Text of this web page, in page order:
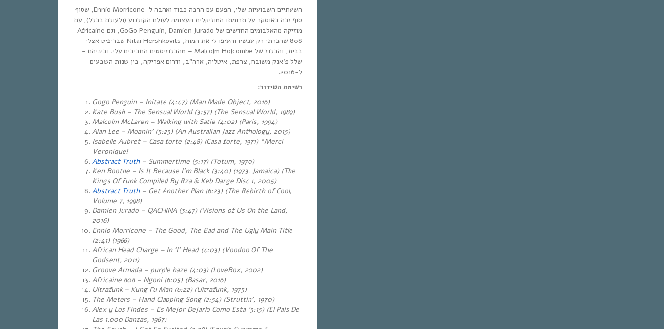
השעתיים השבועיות שלי, הפעם עם הרבה כבוד ואהבה ל-Ennio Morricone, שסוף
סוף זכה באוסקר על תרומתו המוזיקלית העצומה לעולם הקולנוע (ולעולם בכלל), עם
מוזיקה מהאלבומים החדשים של GoGo Penguin, Damien Jurado, וגם Africaine
808 שהכרתי רק עכשיו והעיפו לי את המוח, Nitai Hershkovits שבריפיט אצלי
בבית, והבלוז של Malcolm Holcombe – מהבלוזיסטים החביבים עלי. וביניהם –
שלל פ’אנק משובח, צרפת, איטליה, ארה”ב, ודרום אפריקה, בין שנות השבעים
ל-2016.
רשימת השידור:
Gogo Penguin – Initate (4:47) (Man Made Object, 2016)
Kate Bush – The Sensual World (3:57) (The Sensual World, 1989)
Malcolm McLaren – Walking with Satie (4:02) (Paris, 1994)
Alan Lee – Moanin’ (5:23) (An Australian Jazz Anthology, 2015)
Isabelle Aubret – Casa forte (2:48) (Casa forte, 1971) *Merci
Veronique!
Abstract Truth– Summertime (5:17) (Totum, 1970)
Ken Boothe – Is It Because I’m Black (3:40) (1973, Jamaica) (The
Kings Of Funk Compiled By Rza & Keb Darge Disc 1, 2005)
Abstract Truth– Get Another Plan (6:23) (The Rebirth of Cool,
Volume 7, 1998)
Damien Jurado – QACHINA (3:47) (Visions of Us On the Land,
2016)
Ennio Morricone – The Good, The Bad and The Ugly Main Title
(2:41) (1966)
African Head Charge – In ‘I’ Head (4:03) (Voodoo Of The
Godsent, 2011)
Groove Armada – purple haze (4:03) (LoveBox, 2002)
Africaine 808 – Ngoni (6:05) (Basar, 2016)
Ultrafunk – Kung Fu Man (6:22) (Ultrafunk, 1975)
The Meters – Hand Clapping Song (2:54) (Struttin’, 1970)
Alex y Los Findes – Es Mejor Dejarlo Como Esta (3:15) (El Pais De
Las 1.000 Danzas, 1967)